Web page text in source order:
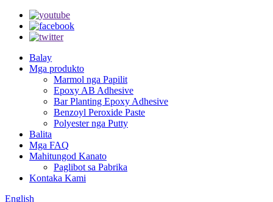
Balay
Mga produkto
Marmol nga Papilit
Epoxy AB Adhesive
Bar Planting Epoxy Adhesive
Benzoyl Peroxide Paste
Polyester nga Putty
Balita
Mga FAQ
Mahitungod Kanato
Paglibot sa Pabrika
Kontaka Kami
English